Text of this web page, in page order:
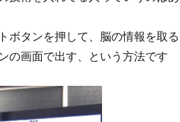
ボタンを押して、脳の情報を取る
の画面で出す、という方法です